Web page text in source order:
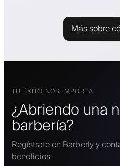
Más sobre
TU ÉXITO NOS IMPORTA
¿Abriendo una
barbería?
Regístrate en Barberly y
beneficios: